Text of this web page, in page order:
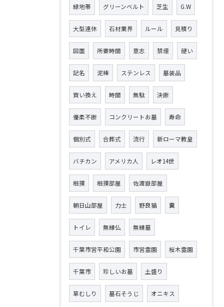
緑地帯 グリーンベルト 芝生 G.W
大型連休 石材業界 ルール 見積り
図面 所要時間 意志 禁煙 硬い
記名 泥棒 ステンレス 墓装品
買い換え 時間 無駄 決断
優柔不断 コンクリートお墓 寿命
個別式 合葬式 流行 新ローマ教皇
バチカン アメリカ人 レオ14世
相撲 相撲部屋 佐渡嶽部屋
朝日山部屋 力士 野良猫 糞
トイレ 無縁仏 無縁墓
千葉市営平和公園 市営霊園 桜木霊園
千葉市 珍しいお墓 土盛り
草むしり 墓石そうじ オニキス